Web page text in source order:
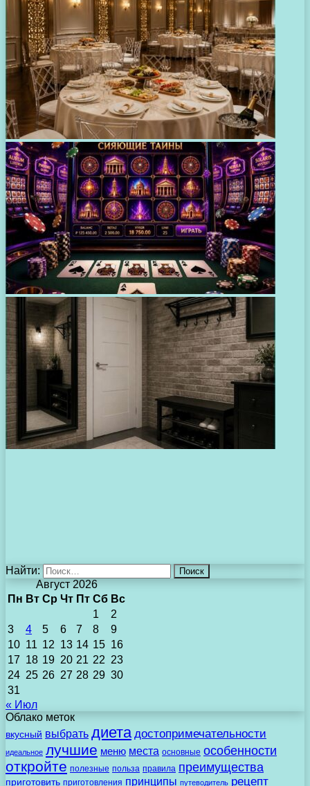
Найти:
Август 2026
Пн Вт Ср Чт Пт Сб Вс
1
2
3
4 5 6 7 8
9
10 11 12 13 14 15 16
17 18 19 20 21 22 23
24 25 26 27 28 29 30
31
« Июл
Облако меток
вкусный выбрать диета достопримечательности
идеальное лучшие меню места основные особенности
откройте полезные польза правила преимущества
приготовить приготовления принципы путеводитель рецепт